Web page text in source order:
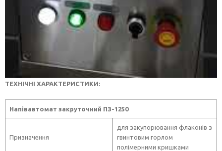
ТЕХНІЧНІ ХАРАКТЕРИСТИКИ:
Напівавтомат закруточний ПЗ-1250
Призначення
для закупорювання флаконів з
гвинтовим горлом
полімерними кришками